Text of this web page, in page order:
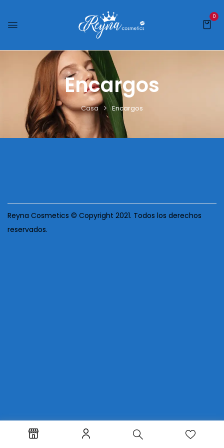
0
Encargos
Casa Encargos
Reyna Cosmetics © Copyright 2021. Todos los derechos
reservados.